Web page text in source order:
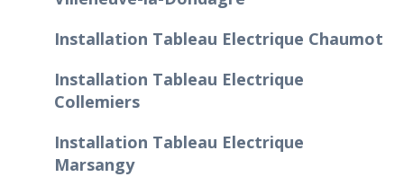
Installation Tableau Electrique Chaumot
Installation Tableau Electrique
Collemiers
Installation Tableau Electrique
Marsangy